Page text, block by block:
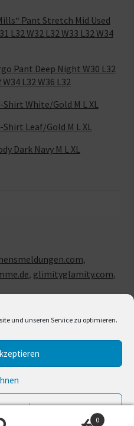
und unseren Service zu optimieren.
anzeigen
Pant Stretch Mid Used
L32 W32 L32 W33 L32 W34
Pant Deep Night W30 L32
L32 W36 L32
White/Gold M L XL
Leaf/Gold M L XL
Dark Navy M L XL
,
, glimityglamity.com,
0